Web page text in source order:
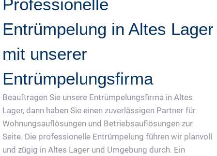
Professionelle
Entrümpelung in Altes Lager
mit unserer
Entrümpelungsfirma
Beauftragen Sie unsere Entrümpelungsfirma in Altes
Lager, dann haben Sie einen zuverlässigen Partner für
Wohnungsauflösungen und Betriebsauflösungen zur
Seite. Die professionelle Entrümpelung führen wir planvoll
und zügig in Altes Lager und Umgebung durch. Ein